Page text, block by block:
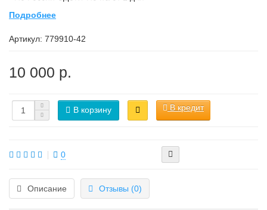
Подробнее
Артикул: 779910-42
10 000 р.
В корзину В кредит
0
Описание Отзывы (0)